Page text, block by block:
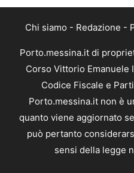
Chi siamo - Redazione -
Porto.messina.it di
Corso Vittorio Emanuele
Codice Fiscale e
Porto.messina.it non è
quanto viene aggiornato
può pertanto
sensi della legge